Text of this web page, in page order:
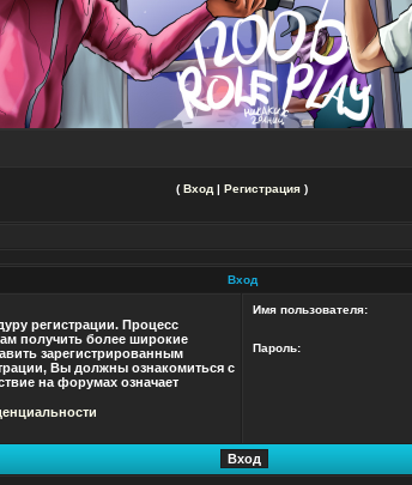
( Вход | Регистрация )
Вход
регистрации. Процесс
получить более широкие
зарегистрированным
Вы должны ознакомиться с
на форумах означает
Имя пользователя:
Пароль: